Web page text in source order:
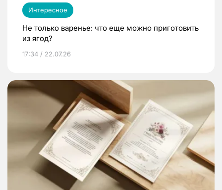
Интересное
Не только варенье: что еще можно приготовить
из ягод?
17:34 / 22.07.26